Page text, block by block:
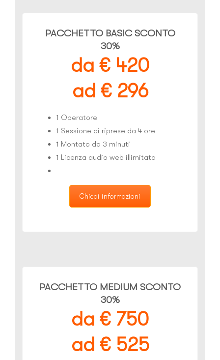
PACCHETTO BASIC SCONTO
30%
da € 420
ad € 296
1 Operatore
1 Sessione di riprese da 4 ore
1 Montato da 3 minuti
1 Licenza audio web illimitata
Chiedi informazioni
PACCHETTO MEDIUM SCONTO
30%
da € 750
ad € 525